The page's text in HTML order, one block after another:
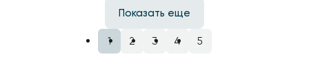
Показать еще
1 2 3 4 5